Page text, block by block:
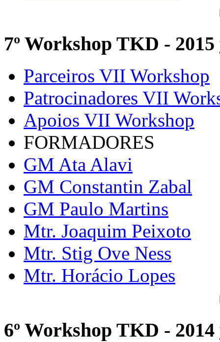
7º Workshop TKD - 2015
Parceiros VII Workshop
Patrocinadores VII
Apoios VII Workshop
FORMADORES
GM Ata Alavi
GM Constantin Zabal
GM Paulo Martins
Mtr. Joaquim Peixoto
Mtr. Stig Ove Ness
Mtr. Horácio Lopes
6º Workshop TKD - 2014